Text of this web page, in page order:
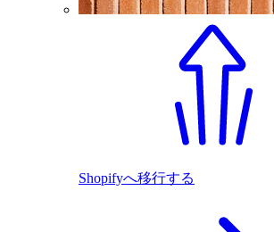
Shopifyへ移行する